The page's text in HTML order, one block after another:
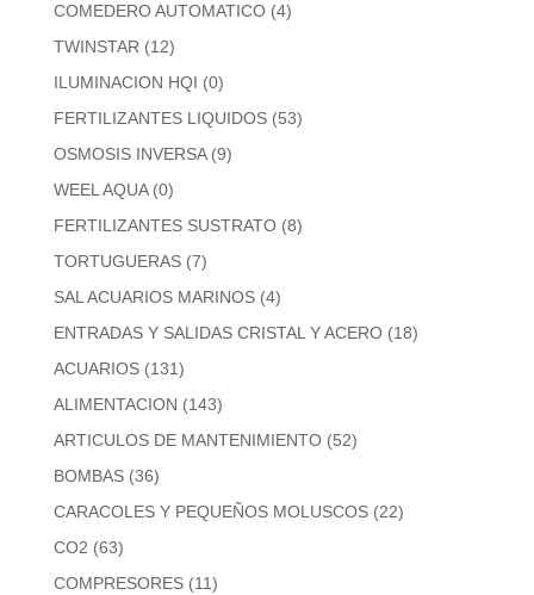
COMEDERO AUTOMATICO (4)
TWINSTAR (12)
ILUMINACION HQI (0)
FERTILIZANTES LIQUIDOS (53)
OSMOSIS INVERSA (9)
WEEL AQUA (0)
FERTILIZANTES SUSTRATO (8)
TORTUGUERAS (7)
SAL ACUARIOS MARINOS (4)
ENTRADAS Y SALIDAS CRISTAL Y ACERO (18)
ACUARIOS (131)
ALIMENTACION (143)
ARTICULOS DE MANTENIMIENTO (52)
BOMBAS (36)
CARACOLES Y PEQUEÑOS MOLUSCOS (22)
CO2 (63)
COMPRESORES (11)